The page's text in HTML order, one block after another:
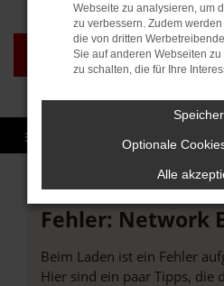
TAGESZULASSUNG BADEN-
BADEN
Fehler: Network
Beim Laden ist ein Fehler
Hier sind ein paar Tipps, die
Webseite zu analysieren, um
zu verbessern. Zudem
die von dritten
Sie auf anderen Webseiten
zu schalten, die für Ihre
Optionale
Alle